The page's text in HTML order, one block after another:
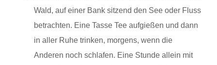
Wald, auf einer Bank sitzend den See oder Fluss
betrachten. Eine Tasse Tee aufgießen und dann
in aller Ruhe trinken, morgens, wenn die
Anderen noch schlafen. Eine Stunde allein mit